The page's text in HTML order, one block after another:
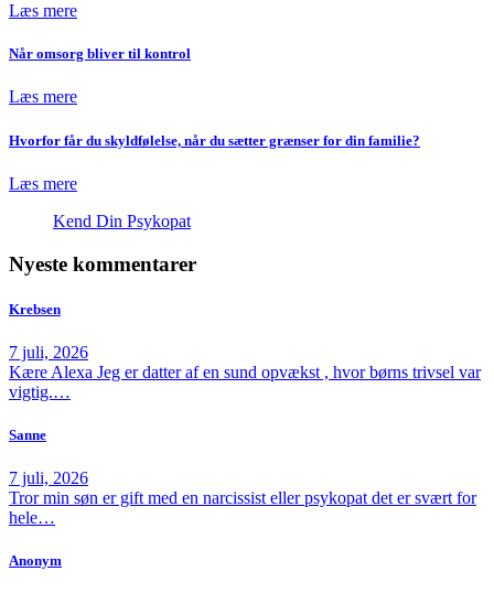
Læs mere
Når omsorg bliver til kontrol
Læs mere
Hvorfor får du skyldfølelse, når du sætter grænser for din familie?
Læs mere
Kend Din Psykopat
Nyeste kommentarer
Krebsen
7 juli, 2026
Kære Alexa Jeg er datter af en sund opvækst , hvor børns trivsel var
vigtig.…
Sanne
7 juli, 2026
Tror min søn er gift med en narcissist eller psykopat det er svært for
hele…
Anonym